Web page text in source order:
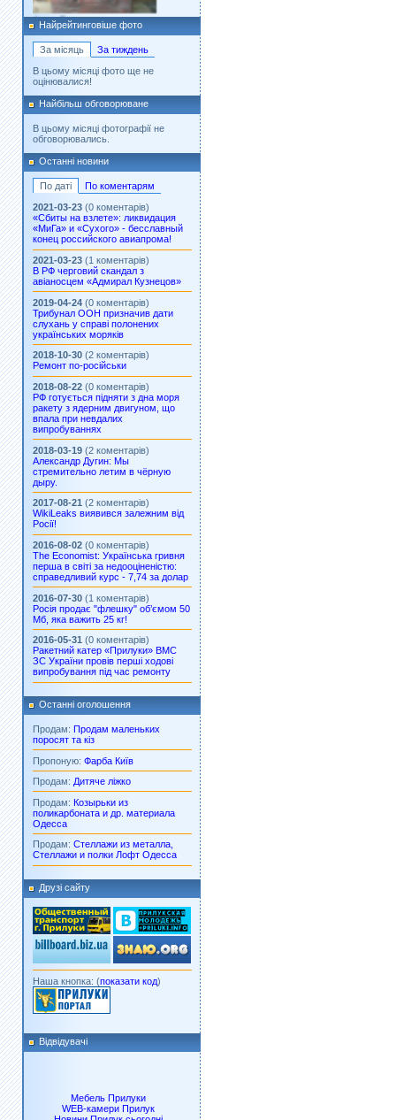
Фото: Без опису
Власник:
albertino
Галерея:
как умеем
Додано: 2021-03-09
Власник:
alexzhell
Додано: 2020-10-17
Найрейтинговіше фото
За місяць
За тиждень
В цьому місяці фото ще не
оцінювалися!
Найбільш обговорюване
В цьому місяці фотографії не
обговорювались.
Останні новини
По даті
По коментарям
2021-03-23 (0 коментарів)
«Сбиты на взлете»: ликвидация
«МиГа» и «Сухого» - бесславный
конец российского авиапрома!
2021-03-23 (1 коментарів)
В РФ черговий скандал з
авіаносцем «Адмирал Кузнецов»
2019-04-24 (0 коментарів)
Трибунал ООН призначив дати
слухань у справі полонених
українських моряків
2018-10-30 (2 коментарів)
Ремонт по-російськи
2018-08-22 (0 коментарів)
РФ готується підняти з дна моря
ракету з ядерним двигуном, що
впала при невдалих
випробуваннях
2018-03-19 (2 коментарів)
Александр Дугин: Мы
стремительно летим в чёрную
дыру.
2017-08-21 (2 коментарів)
WikiLeaks виявився залежним від
Росії!
2016-08-02 (0 коментарів)
The Economist: Українська гривня
перша в світі за недооціненістю:
справедливий курс - 7,74 за долар
2016-07-30 (1 коментарів)
Росія продає "флешку" об’ємом 50
Мб, яка важить 25 кг!
2016-05-31 (0 коментарів)
Ракетний катер «Прилуки» ВМС
ЗС України провів перші ходові
випробування під час ремонту
Останні оголошення
Продам: Продам маленьких
поросят та кіз
Пропоную: Фарба Київ
Продам: Дитяче ліжко
Продам: Козырьки из
поликарбоната и др. материала
Одесса
Продам: Стеллажи из металла,
Стеллажи и полки Лофт Одесса
Друзі сайту
Наша кнопка: (показати код)
Відвідувачі
Мебель Прилуки
WEB-камери Прилук